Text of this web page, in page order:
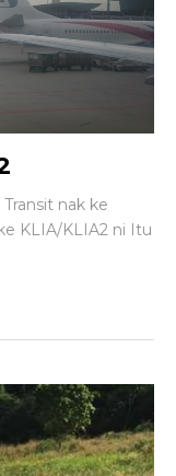
nak ke
KLIA/KLIA2 ni Itu